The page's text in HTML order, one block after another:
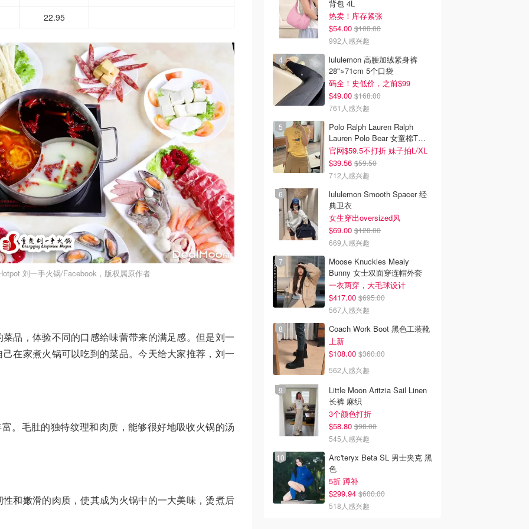
22.95
刘一手火锅/Facebook，版权属原作者
品，体验不同的口感给味蕾带来的满足感。但是刘一
在家煮火锅可以吃到的菜品。今天给大家推荐，刘一
。毛肚的独特纹理和肉质，能够很好地吸收火锅的汤
和嫩滑的肉质，使其成为火锅中的一大美味，烫煮后
背包 4L
热卖！库存紧张
$54.00 $108.00
992人感兴趣
lululemon 高腰加绒紧身裤
28"≈71cm 5个口袋
码全！史低价，之前$99
$49.00 $168.00
761人感兴趣
Polo Ralph Lauren Ralph
Lauren Polo Bear 女童棉T恤
染色 1件
官网$59.5不打折 妹子拍L/XL
$39.56 $59.50
712人感兴趣
lululemon Smooth Spacer 经
典卫衣
女生穿出oversized风
$69.00 $128.00
669人感兴趣
Moose Knuckles Mealy
Bunny 女士双面穿连帽外套
一衣两穿，大毛球设计
$417.00 $695.00
567人感兴趣
Coach Work Boot 黑色工装靴
上新
$108.00 $360.00
562人感兴趣
Little Moon Aritzia Sail Linen
长裤 麻织
3个颜色打折
$58.80 $98.00
545人感兴趣
Arc'teryx Beta SL 男士夹克 黑
色
5折 蹲补
$299.94 $600.00
518人感兴趣